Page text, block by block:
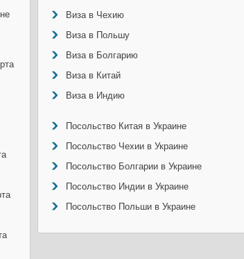
Виза в Чехию
Виза в Польшу
Виза в Болгарию
Виза в Китай
Виза в Индию
Посольство Китая в Украине
Посольство Чехии в Украине
Посольство Болгарии в Украине
Посольство Индии в Украине
Посольство Польши в Украине